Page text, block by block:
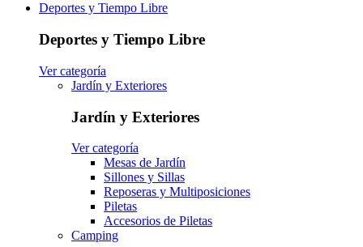
Deportes y Tiempo Libre
Deportes y Tiempo Libre
Ver categoría
Jardín y Exteriores
Jardín y Exteriores
Ver categoría
Mesas de Jardín
Sillones y Sillas
Reposeras y Multiposiciones
Piletas
Accesorios de Piletas
Camping